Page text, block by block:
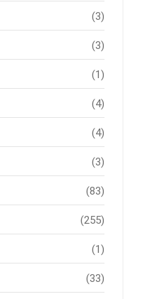
(3)
(3)
(1)
(4)
(4)
(3)
(83)
(255)
(1)
(33)